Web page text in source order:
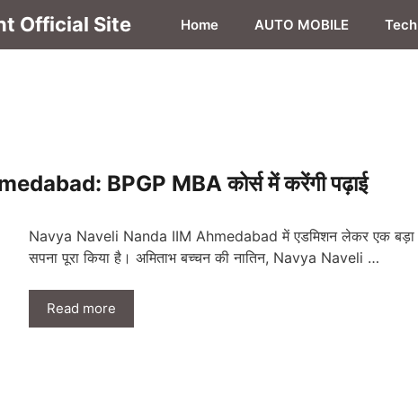
Official Site Home AUTO MOBILE Tech
BPGP MBA कोर्स में करेंगी पढ़ाई
Navya Naveli Nanda IIM Ahmedabad में एडमिशन लेकर एक बड़ा
सपना पूरा किया है। अमिताभ बच्चन की नातिन, Navya Naveli …
Read more